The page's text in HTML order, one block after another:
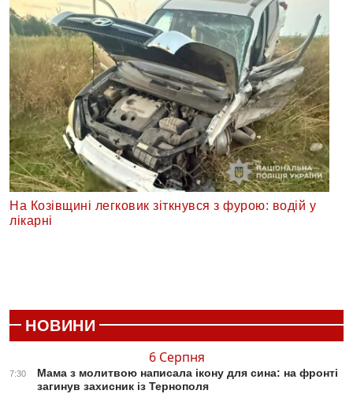
На Козівщині легковик зіткнувся з фурою: водій у
лікарні
НОВИНИ
6 Серпня
7:30
Мама з молитвою написала ікону для сина: на фронті
загинув захисник із Тернополя